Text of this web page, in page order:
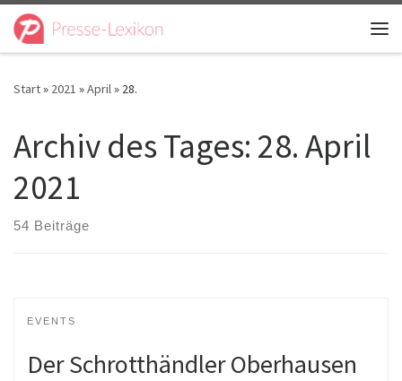
Zum Inhalt springen
Start» 2021 »April» 28.
Archiv des Tages: 28. April
2021
54 Beiträge
EVENTS
Der Schrotthändler Oberhausen